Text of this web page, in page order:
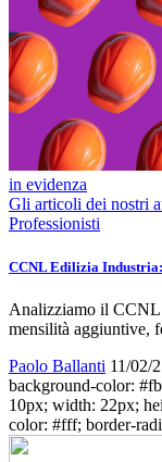
in evidenza
Gli articoli dei nostri
Professionisti
CCNL Edilizia
Analizziamo il CCNL
mensilità aggiuntive,
Paolo Ballanti 11/02/
background-color:
10px; width: 22px;
color: #fff; border-